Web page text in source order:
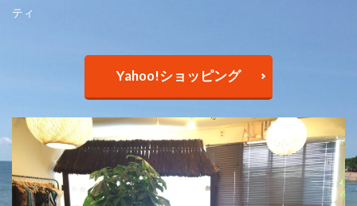
ティ
Yahoo!ショッピング